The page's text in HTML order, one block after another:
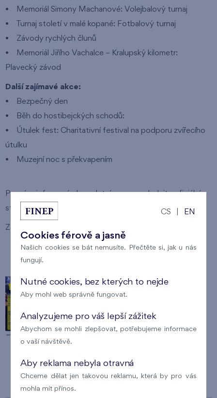
• Memoriál Simony Machanové: Volejbalový turnaj
• Turnaj století v malé kopané: Fotbalový turnaj
• Závody rychlých člunů
• Memoriál Jiřího Vachalce – Kralupský kilometr:
Plavecký závod
Další zajímavé akce:
• Bezpečný den
• Běh do hostibejckých schodů:
• Útulek fest: Charitativní festival na podporu zvířecího
útulku
• Muzejní noc s překvapením
Pro více informací a kompletní program sledujte oficiální
stránky Dny Kralup.
Zdroj informací:
Místo konání
CS EN
Cookies férově a jasně
Našich cookies se bát nemusíte. Přečtěte si, jak u nás
fungují.
Nutné cookies, bez kterých to nejde
Aby mohl web správně fungovat.
Analyzujeme pro váš lepší zážitek
Abychom se mohli zlepšovat, potřebujeme informace
o vaší návštěvě.
Aby reklama nebyla otravná
Chceme dělat jen takovou reklamu, která by pro vás
mohla mít přínos.